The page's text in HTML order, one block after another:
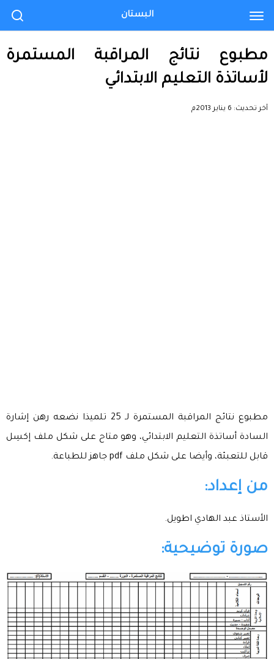
مطبوع نتائج المراقبة المستمرة
لأساتذة التعليم الابتدائي
آخر تحديث: 6 يناير 2013م
مطبوع نتائج المراقبة المستمرة لـ 25 تلميذا نضعه رهن إشارة
السادة أساتذة التعليم الابتدائي، وهو متاح على شكل ملف إكسِل
قابل للتعبئة، وأيضا على شكل ملف pdf جاهز للطباعة.
من إعداد:
الأستاذ عبد الهادي اطويل.
صورة توضيحية:
البستان